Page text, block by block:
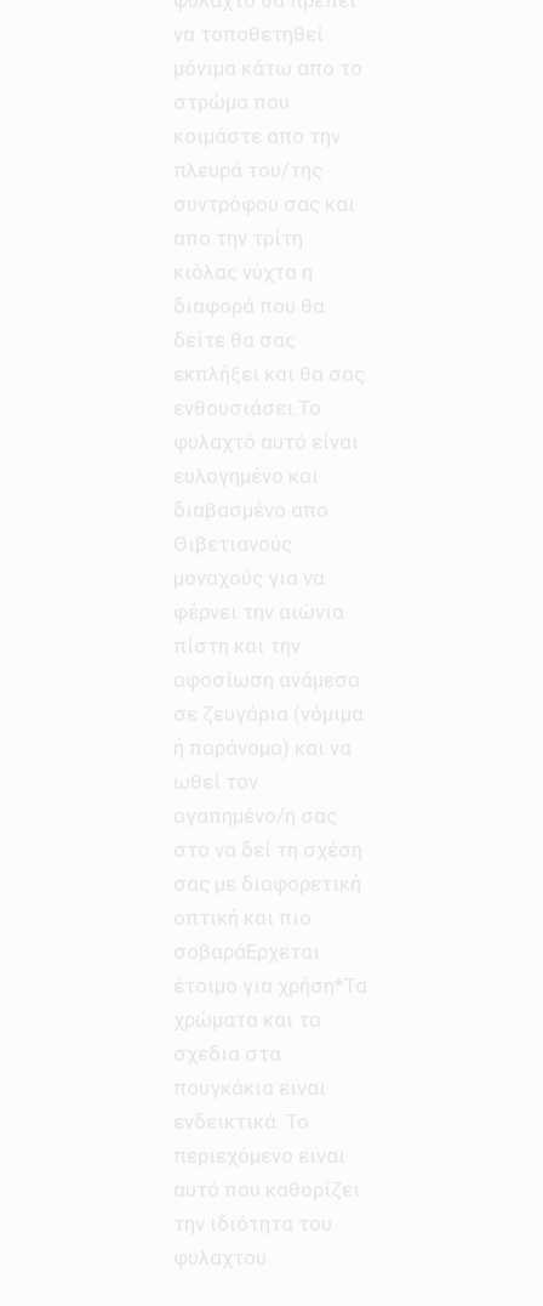
να τοποθετηθεί
μόνιμα κάτω απο το
στρώμα που
κοιμάστε απο την
πλευρά του/της
συντρόφου σας και
απο την τρίτη
κιόλας νύχτα η
διαφορά που θα
δείτε θα σας
εκπλήξει και θα σας
ενθουσιάσει.Το
φυλαχτό αυτό είναι
ευλογημένο και
διαβασμένο απο
Θιβετιανούς
μοναχούς για να
φέρνει την αιώνια
πίστη και την
αφοσίωση ανάμεσα
σε ζευγάρια (νόμιμα
ή παράνομα) και να
ωθεί τον
αγαπημένο/η σας
στο να δεί τη σχέση
σας με διαφορετική
οπτική και πιο
σοβαράΕρχεται
έτοιμο για χρήση*Τα
χρώματα και τα
σχεδια στα
πουγκάκια ειναι
ενδεικτικά. Το
περιεχόμενο ειναι
αυτό που καθορίζει
την ιδιότητα του
φυλαχτου